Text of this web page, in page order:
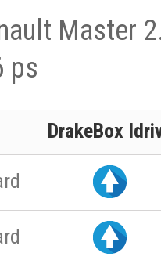
Master
ps
DrakeBox